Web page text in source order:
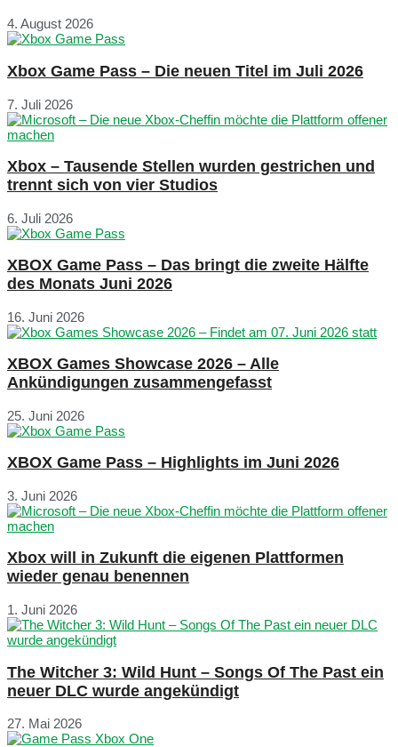
4. August 2026
Xbox Game Pass – Die neuen Titel im Juli 2026
7. Juli 2026
Xbox – Tausende Stellen wurden gestrichen und
trennt sich von vier Studios
6. Juli 2026
XBOX Game Pass – Das bringt die zweite Hälfte
des Monats Juni 2026
16. Juni 2026
XBOX Games Showcase 2026 – Alle
Ankündigungen zusammengefasst
25. Juni 2026
XBOX Game Pass – Highlights im Juni 2026
3. Juni 2026
Xbox will in Zukunft die eigenen Plattformen
wieder genau benennen
1. Juni 2026
The Witcher 3: Wild Hunt – Songs Of The Past ein
neuer DLC wurde angekündigt
27. Mai 2026